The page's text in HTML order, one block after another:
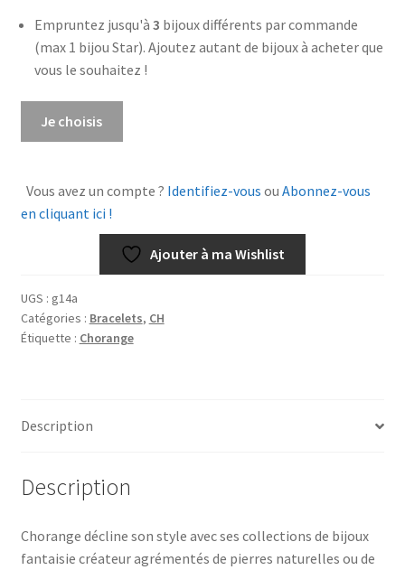
Empruntez jusqu'à 3 bijoux différents par commande
(max 1 bijou Star). Ajoutez autant de bijoux à acheter que
vous le souhaitez !
Nacre
et
Je choisis
Vous avez un compte ? Identifiez-vous ou Abonnez-vous
en cliquant ici !
Ajouter à ma Wishlist
UGS : g14a
Catégories : Bracelets, CH
Étiquette : Chorange
Description
Description
Chorange décline son style avec ses collections de bijoux
fantaisie créateur agrémentés de pierres naturelles ou de